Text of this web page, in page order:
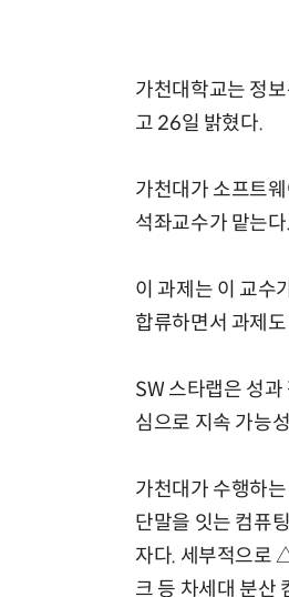
가천대학교는 정
고 26일 밝혔다.
가천대가 소프트
석좌교수가 맡는다.
이 과제는 이 교수
합류하면서 과제
SW 스타랩은 성
심으로 지속 가능
가천대가 수행하
단말을 잇는 컴퓨
자다. 세부적으로
크 등 차세대 분산